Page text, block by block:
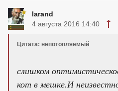
larand
4 августа 2016 14:40
Цитата: непотопляемый
слишком
кот в мешке.И